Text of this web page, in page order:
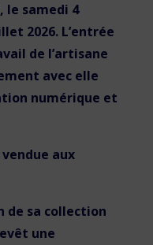
le samedi 4
2026. L’entrée
de l’artisane
avec elle
numérique et
aux
de sa collection
une